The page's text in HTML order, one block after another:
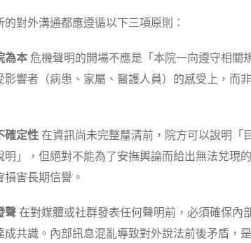
對外溝通都應遵循以下三項原則：
為本危機聲明的開場不應是「本院一向遵守相關
響者（病患、家屬、醫護人員）的感受上，而
確定性在資訊尚未完整釐清前，院方可以說明「
」，但絕對不能為了安撫輿論而給出無法兌現
害長期信譽。
聲在對媒體或社群發表任何聲明前，必須確保內
共識。內部訊息混亂導致對外說法前後矛盾，